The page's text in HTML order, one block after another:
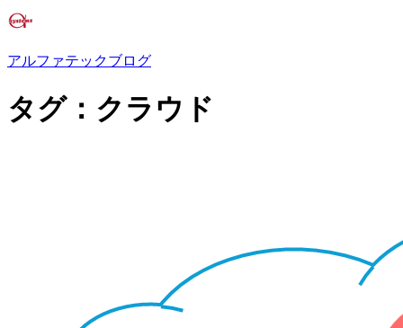
アルファテックブログ
タグ：クラウド